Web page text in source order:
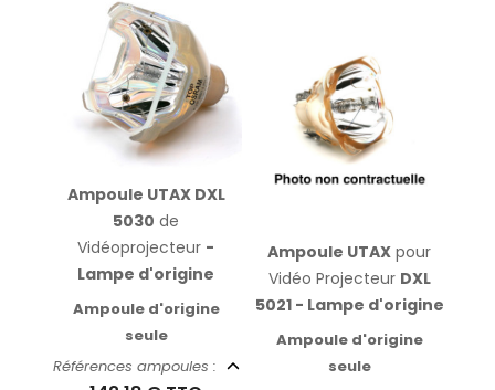
Ampoule UTAX DXL
5030 de
Vidéoprojecteur -
Lampe d'origine
Ampoule d'origine
seule
Références ampoules :
Ampoule UTAX pour
Vidéo Projecteur DXL
5021 - Lampe d'origine
Ampoule d'origine
seule